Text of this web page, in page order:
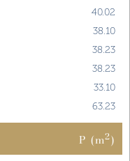
40.02
38.10
38.23
38.23
33.10
63.23
P (m2)